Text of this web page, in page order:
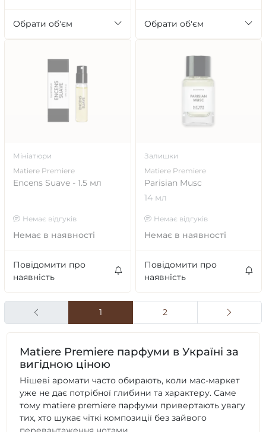
Обрати об'єм Обрати об'єм
Мініатюри
Matiere Premiere
Encens Suave - 1.5 мл
Немає відгуків
Немає в наявності
Повідомити про
наявність
Залишки
Matiere Premiere
Parisian Musc
14 мл
Немає відгуків
Немає в наявності
Повідомити про
наявність
1 2
Matiere Premiere парфуми в Україні за
вигідною ціною
Нішеві аромати часто обирають, коли мас-маркет
уже не дає потрібної глибини та характеру. Саме
тому matiere premiere парфуми привертають увагу
тих, хто шукає чіткі композиції без зайвого